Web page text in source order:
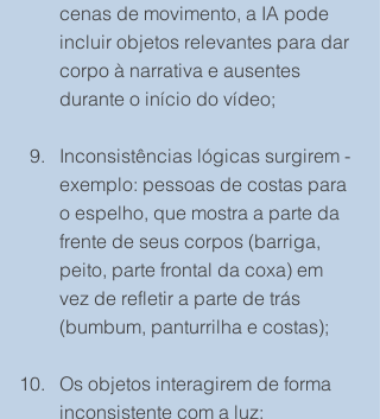
cenas de movimento, a IA pode
incluir objetos relevantes para dar
corpo à narrativa e ausentes
durante o início do vídeo;
Inconsistências lógicas surgirem -
exemplo: pessoas de costas para
o espelho, que mostra a parte da
frente de seus corpos (barriga,
peito, parte frontal da coxa) em
vez de refletir a parte de trás
(bumbum, panturrilha e costas);
Os objetos interagirem de forma
inconsistente com a luz;